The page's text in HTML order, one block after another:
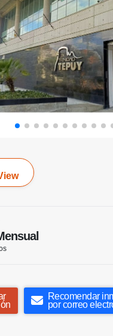
Recomendar
por correo